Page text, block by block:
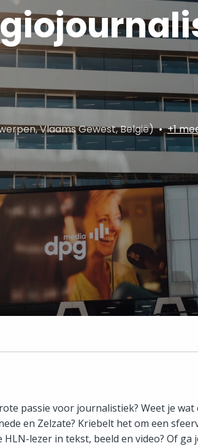
,Vlaams Gewest,België) • +1
passie voor journalistiek? Weet je wat
en Zelzate? Kriebelt het om een
lezer in tekst, beeld en video? Of ga